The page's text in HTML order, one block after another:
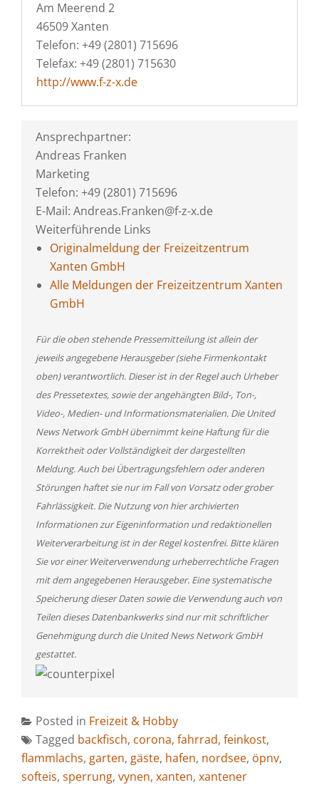
Am Meerend 2
46509 Xanten
Telefon: +49 (2801) 715696
Telefax: +49 (2801) 715630
http://www.f-z-x.de
Ansprechpartner:
Andreas Franken
Marketing
Telefon: +49 (2801) 715696
E-Mail: Andreas.Franken@f-z-x.de
Weiterführende Links
Originalmeldung der Freizeitzentrum
Xanten GmbH
Alle Meldungen der Freizeitzentrum Xanten
GmbH
Für die oben stehende Pressemitteilung ist allein der
jeweils angegebene Herausgeber (siehe Firmenkontakt
oben) verantwortlich. Dieser ist in der Regel auch Urheber
des Pressetextes, sowie der angehängten Bild-, Ton-,
Video-, Medien- und Informationsmaterialien. Die United
News Network GmbH übernimmt keine Haftung für die
Korrektheit oder Vollständigkeit der dargestellten
Meldung. Auch bei Übertragungsfehlern oder anderen
Störungen haftet sie nur im Fall von Vorsatz oder grober
Fahrlässigkeit. Die Nutzung von hier archivierten
Informationen zur Eigeninformation und redaktionellen
Weiterverarbeitung ist in der Regel kostenfrei. Bitte klären
Sie vor einer Weiterverwendung urheberrechtliche Fragen
mit dem angegebenen Herausgeber. Eine systematische
Speicherung dieser Daten sowie die Verwendung auch von
Teilen dieses Datenbankwerks sind nur mit schriftlicher
Genehmigung durch die United News Network GmbH
gestattet.
Posted in Freizeit & Hobby
Tagged backfisch, corona, fahrrad, feinkost,
flammlachs, garten, gäste, hafen, nordsee, öpnv,
softeis, sperrung, vynen, xanten, xantener